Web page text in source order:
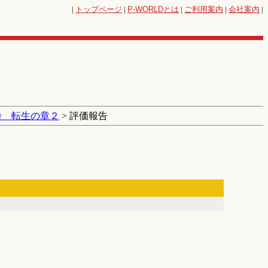
| トップページ | P-WORLDとは | ご利用案内 | 会社案内 |
転生の章２ > 評価報告